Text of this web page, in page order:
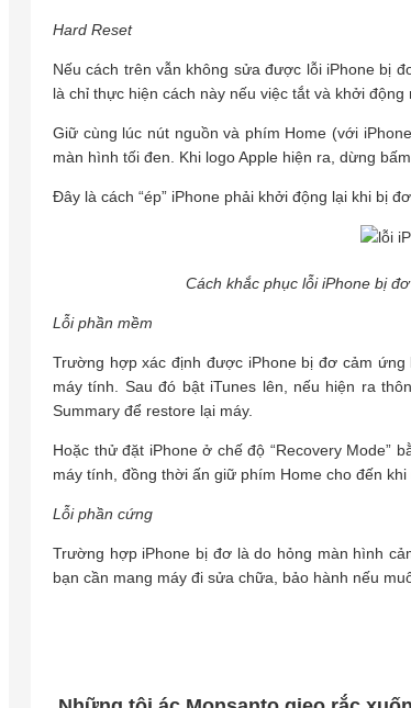
Hard Reset
Nếu cách trên vẫn không sửa được lỗi iPhone bị
là chỉ thực hiện cách này nếu việc tắt và khởi động
Giữ cùng lúc nút nguồn và phím Home (với
màn hình tối đen. Khi logo Apple hiện ra, dừng
Đây là cách “ép” iPhone phải khởi động lại khi bị
Cách khắc phục lỗi iPhone bị
Lỗi phần mềm
Trường hợp xác định được iPhone bị đơ cảm
máy tính. Sau đó bật iTunes lên, nếu hiện ra
Summary để restore lại máy.
Hoặc thử đặt iPhone ở chế độ “Recovery Mode”
máy tính, đồng thời ấn giữ phím Home cho đến
Lỗi phần cứng
Trường hợp iPhone bị đơ là do hỏng màn hình
bạn cần mang máy đi sửa chữa, bảo hành nếu